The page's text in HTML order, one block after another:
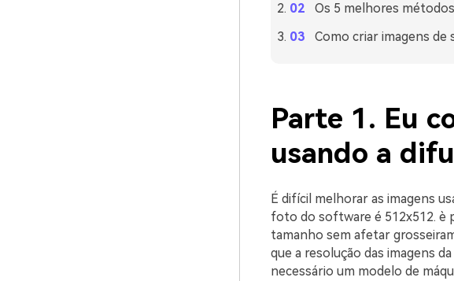
Os 5 melhores
Como criar imagens de
Parte 1. Eu
usando a
É difícil melhorar as imagens
foto do software é 512x512. è
tamanho sem afetar
que a resolução das imagens
necessário um modelo de